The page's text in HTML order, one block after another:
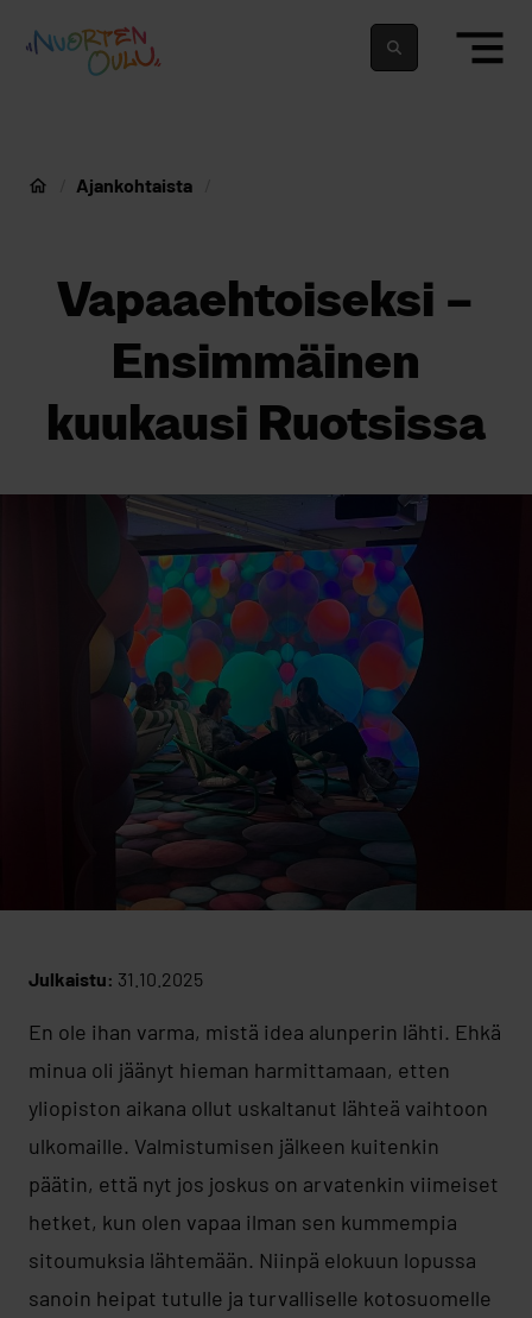
Nuortenoulu.fi etusivu
Nuorten Oulu
Ajankohtaista
Vapaaehtoiseksi –
Ensimmäinen
kuukausi Ruotsissa
Julkaistu: 31.10.2025
En ole ihan varma, mistä idea alunperin lähti. Ehkä
minua oli jäänyt hieman harmittamaan, etten
yliopiston aikana ollut uskaltanut lähteä vaihtoon
ulkomaille. Valmistumisen jälkeen kuitenkin
päätin, että nyt jos joskus on arvatenkin viimeiset
hetket, kun olen vapaa ilman sen kummempia
sitoumuksia lähtemään. Niinpä elokuun lopussa
sanoin heipat tutulle ja turvalliselle kotosuomelle